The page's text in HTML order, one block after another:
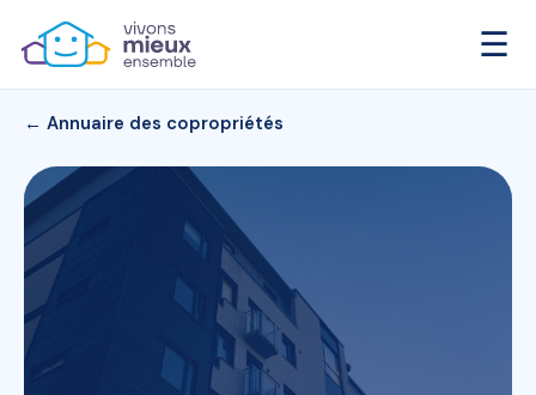
☰
← Annuaire des copropriétés